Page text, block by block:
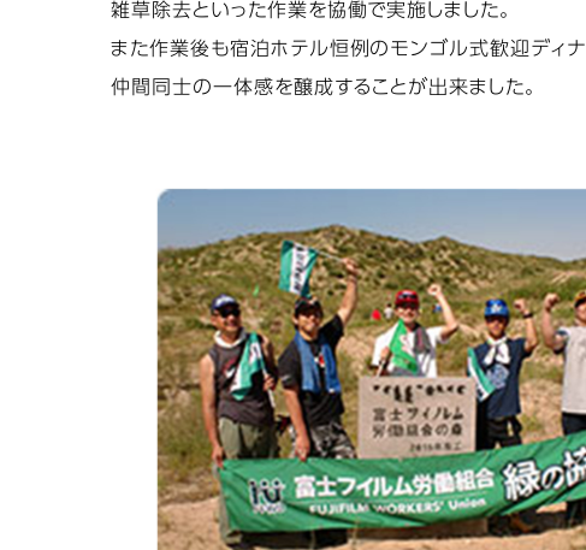
雑草除去といった作業を協働で実施しました。
また作業後も宿泊ホテル恒例のモンゴル式歓迎ディ
仲間同士の一体感を醸成することが出来ました。